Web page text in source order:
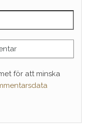
för att minska